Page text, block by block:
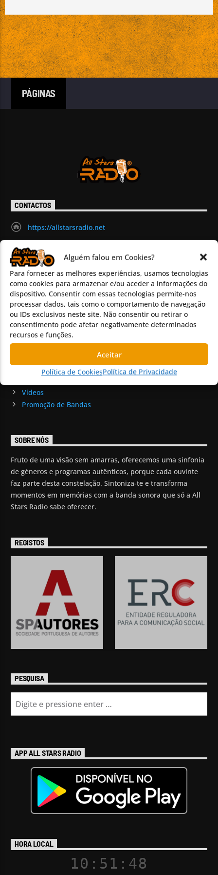
Alguém falou em Cookies?
Para fornecer as melhores experiências, usamos tecnologias
como cookies para armazenar e/ou aceder a informações do
dispositivo. Consentir com essas tecnologias permite-nos
processar dados, tais como o comportamento de navegação
ou IDs exclusivos neste site. Não consentir ou retirar o
consentimento pode afetar negativamente determinados
recursos e funções.
Aceitar
Política de CookiesPolítica de Privacidade
NU METAL
POST-HARDCORE
POWER METAL
POWERVIOLENCE
PROGRAMA DE AUTOR
PUNK
PUNK ROCK
RAPCORE RIOT GRRRL
SCREAMO
SKRAMZ
SLUDGE METAL
SYMPHONIC METAL
PÁGINAS
CONTACTOS
https://allstarsradio.net
(+351) 967 879 546
geral@allstarsradio.net
MENU
Início
Programas
Eventos
Chat
Vídeos
Promoção de Bandas
SOBRE NÓS
Fruto de uma visão sem amarras, oferecemos uma sinfonia
de géneros e programas autênticos, porque cada ouvinte
faz parte desta constelação. Sintoniza-te e transforma
momentos em memórias com a banda sonora que só a All
Stars Radio sabe oferecer.
REGISTOS
PESQUISA
APP ALL STARS RADIO
HORA LOCAL
10:51:49